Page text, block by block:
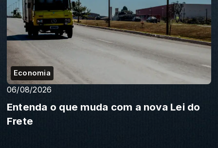
Economia
06/08/2026
Entenda o que muda com a nova Lei do
Frete